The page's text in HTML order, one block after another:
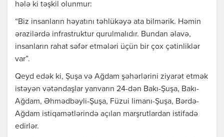
hələ ki təşkil olunmur:
“Biz insanların həyatını təhlükəyə ata bilmərik. Həmin
ərazilərdə infrastruktur qurulmalıdır. Bundan əlavə,
insanların rahat səfər etmələri üçün bir çox çətinliklər
var”.
Qeyd edək ki, Şuşa və Ağdam şəhərlərini ziyarət etmək
istəyən vətəndaşlar yanvarın 24-dən Bakı-Şuşa, Bakı-
Ağdam, Əhmədbəyli-Şuşa, Füzui limanı-Şuşa, Bərdə-
Ağdam istiqamətlərində açılan marşrutlardan istifadə
edirlər.